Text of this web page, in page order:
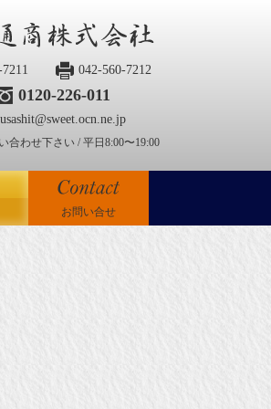
042-560-7212
0120-226-011
合わせ下さい / 平日8:00〜19:00
お問い合せ